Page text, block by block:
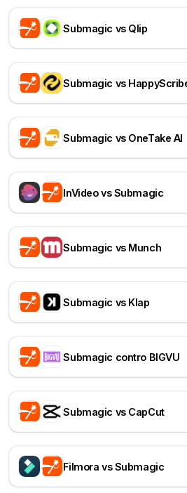
Submagic vs Qlip
Submagic vs
Submagic vs OneTake AI
InVideo vs Submagic
Submagic vs Munch
Submagic vs Klap
Submagic contro BIGVU
Submagic vs CapCut
Filmora vs Submagic